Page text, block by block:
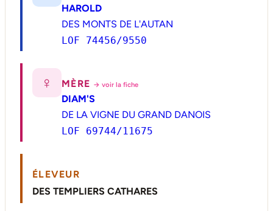
HAROLD
DES MONTS DE L'AUTAN
LOF 74456/9550
♀ MÈRE → voir la fiche
DIAM'S
DE LA VIGNE DU GRAND DANOIS
LOF 69744/11675
ÉLEVEUR
DES TEMPLIERS CATHARES